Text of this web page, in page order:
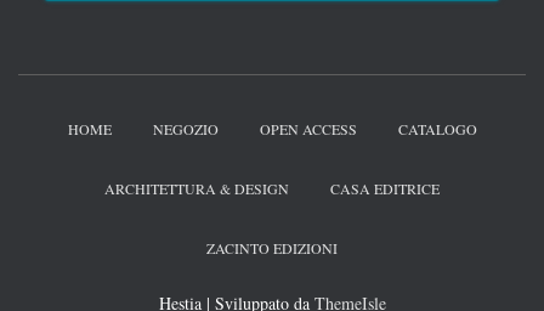
HOME NEGOZIO OPEN ACCESS CATALOGO
ARCHITETTURA & DESIGN CASA EDITRICE
ZACINTO EDIZIONI
Hestia | Sviluppato da ThemeIsle